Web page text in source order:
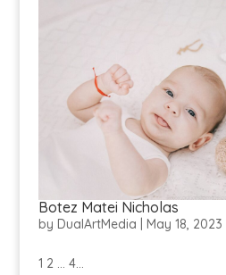
Botez Matei Nicholas
by DualArtMedia May 18, 2023
1 2 ... 4...